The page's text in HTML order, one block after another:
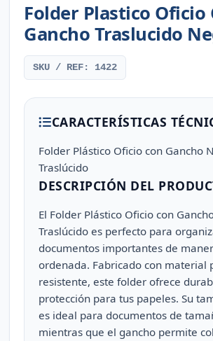
Folder Plastico Oficio
Gancho Traslucido
SKU / REF: 1422
CARACTERÍSTICAS
Folder Plástico Oficio con Gancho
Traslúcido
DESCRIPCIÓN DEL
El Folder Plástico Oficio con
Traslúcido es perfecto para
documentos importantes de
ordenada. Fabricado con material
resistente, este folder ofrece
protección para tus papeles. Su
es ideal para documentos de
mientras que el gancho permite